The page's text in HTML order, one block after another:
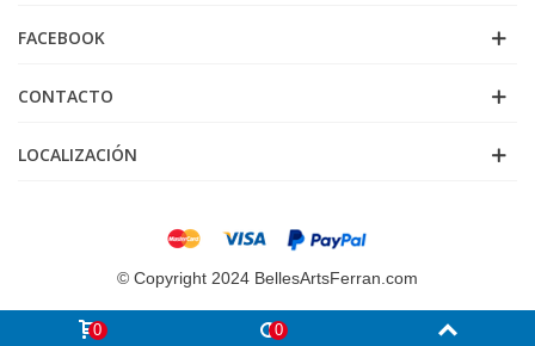
FACEBOOK
CONTACTO
LOCALIZACIÓN
© Copyright 2024 BellesArtsFerran.com
0 0